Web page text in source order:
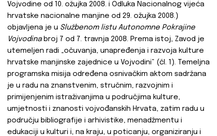
Vojvodine od 10. ožujka 2008. i Odluka Nacionalnog vijeća
hrvatske nacionalne manjine od 29. ožujka 2008.)
objavljena je u Službenom listu Autonomne Pokrajine
Vojvodinabroj 7 od 7. travnja 2008. Prema istoj, Zavod je
utemeljen radi „očuvanja, unapređenja i razvoja kulture
hrvatske manjinske zajednice u Vojvodini“ (čl. 1). Temeljna
programska misija određena osnivačkim aktom sadržana
je u radu na znanstvenim, stručnim, razvojnim i
primijenjenim istraživanjima u područjima kulture,
umjetnosti i znanosti vojvođanskih Hrvata, zatim radu u
području bibliografije i arhivistike, menadžmentu i
edukaciji u kulturi i, na kraju, u poticanju, organiziranju i